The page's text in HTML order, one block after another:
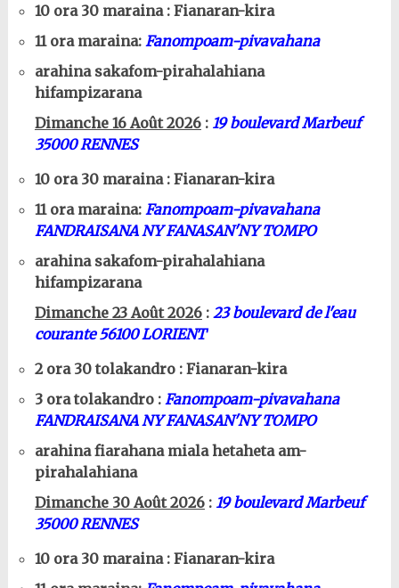
10 ora 30 maraina : Fianaran-kira
11 ora maraina: Fanompoam-pivavahana
arahina sakafom-pirahalahiana
hifampizarana
Dimanche 16 Août 2026: 19 boulevard Marbeuf
35000 RENNES
10 ora 30 maraina : Fianaran-kira
11 ora maraina: Fanompoam-pivavahana
FANDRAISANA NY FANASAN'NY TOMPO
arahina sakafom-pirahalahiana
hifampizarana
Dimanche 23 Août 2026: 23 boulevard de l'eau
courante 56100 LORIENT
2 ora 30 tolakandro : Fianaran-kira
3 ora tolakandro : Fanompoam-pivavahana
FANDRAISANA NY FANASAN'NY TOMPO
arahina fiarahana miala hetaheta am-
pirahalahiana
Dimanche 30 Août 2026: 19 boulevard Marbeuf
35000 RENNES
10 ora 30 maraina : Fianaran-kira